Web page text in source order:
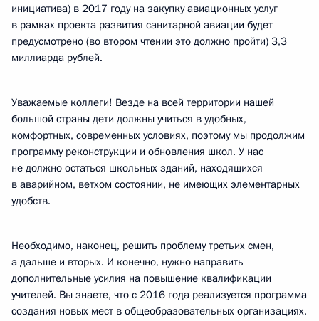
инициатива) в 2017 году на закупку авиационных услуг
в рамках проекта развития санитарной авиации будет
предусмотрено (во втором чтении это должно пройти) 3,3
миллиарда рублей.
Уважаемые коллеги! Везде на всей территории нашей
большой страны дети должны учиться в удобных,
комфортных, современных условиях, поэтому мы продолжим
программу реконструкции и обновления школ. У нас
не должно остаться школьных зданий, находящихся
в аварийном, ветхом состоянии, не имеющих элементарных
удобств.
Необходимо, наконец, решить проблему третьих смен,
а дальше и вторых. И конечно, нужно направить
дополнительные усилия на повышение квалификации
учителей. Вы знаете, что с 2016 года реализуется программа
создания новых мест в общеобразовательных организациях.